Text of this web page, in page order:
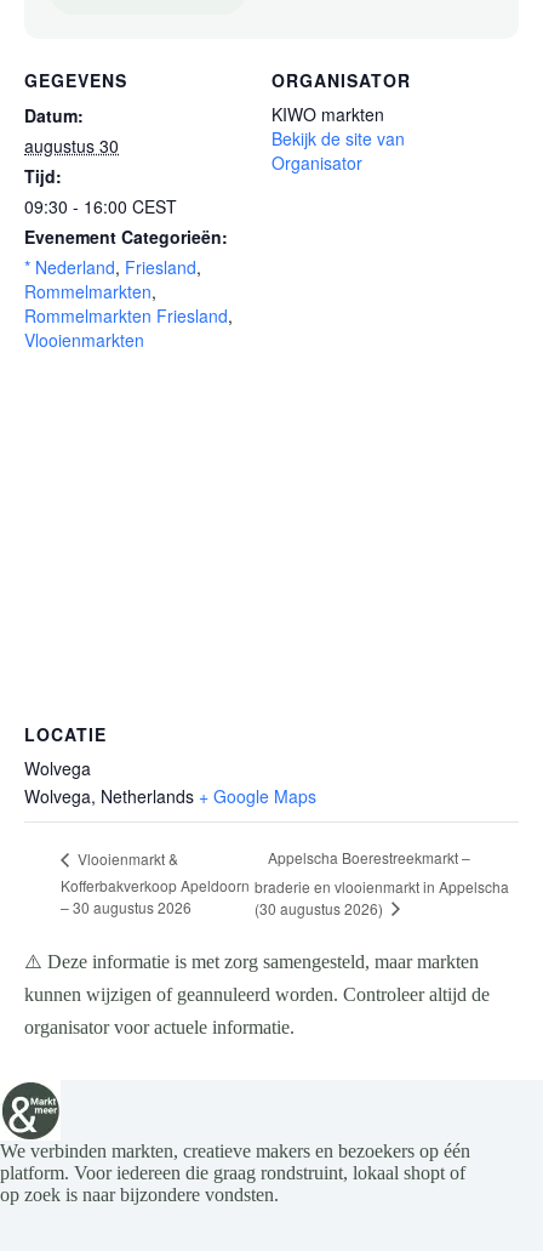
GEGEVENS
Datum:
augustus 30
Tijd:
09:30 - 16:00 CEST
Evenement Categorieën:
* Nederland, Friesland,
Rommelmarkten,
Rommelmarkten Friesland,
Vlooienmarkten
ORGANISATOR
KIWO markten
Bekijk de site van
Organisator
LOCATIE
Wolvega
Wolvega, Netherlands + Google Maps
Vlooienmarkt &
Kofferbakverkoop Apeldoorn
– 30 augustus 2026
Appelscha Boerestreekmarkt –
braderie en vlooienmarkt in Appelscha
(30 augustus 2026)
⚠️ Deze informatie is met zorg samengesteld, maar markten
kunnen wijzigen of geannuleerd worden. Controleer altijd de
organisator voor actuele informatie.
We verbinden markten, creatieve makers en bezoekers op één
platform. Voor iedereen die graag rondstruint, lokaal shopt of
op zoek is naar bijzondere vondsten.